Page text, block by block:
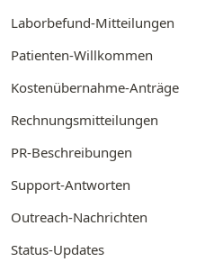
Laborbefund-Mitteilungen
Patienten-Willkommen
Kostenübernahme-Anträge
Rechnungsmitteilungen
PR-Beschreibungen
Support-Antworten
Outreach-Nachrichten
Status-Updates